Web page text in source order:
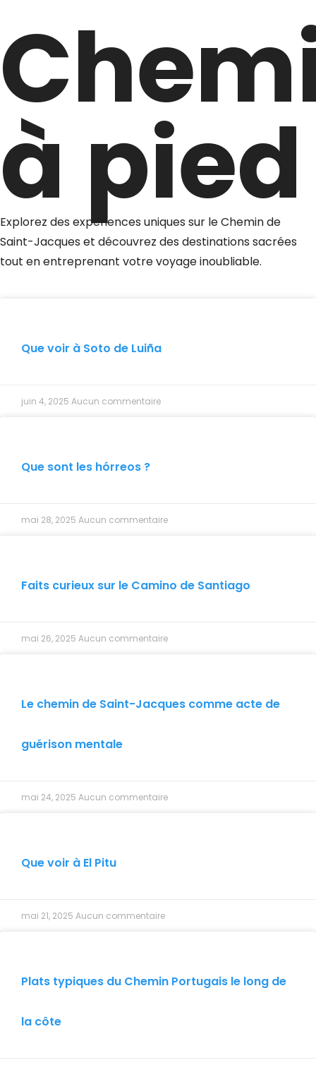
à pied
Explorez des expériences uniques sur le Chemin de
Saint-Jacques et découvrez des destinations sacrées
tout en entreprenant votre voyage inoubliable.
Que voir à Soto de Luiña
juin 4, 2025 Aucun commentaire
Que sont les hórreos ?
mai 28, 2025 Aucun commentaire
Faits curieux sur le Camino de Santiago
mai 26, 2025 Aucun commentaire
Le chemin de Saint-Jacques comme acte de
guérison mentale
mai 24, 2025 Aucun commentaire
Que voir à El Pitu
mai 21, 2025 Aucun commentaire
Plats typiques du Chemin Portugais le long de
la côte